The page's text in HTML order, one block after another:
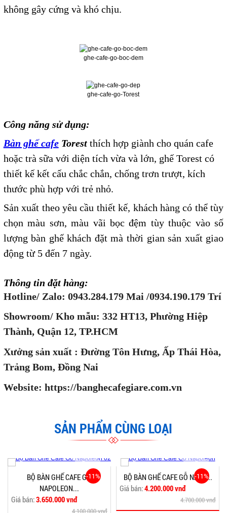
không gây cứng và khó chịu.
ghe-cafe-go-boc-dem
ghe-cafe-go-Torest
Công năng sử dụng:
Bàn ghế cafeTorestthích hợp giành cho quán cafe
hoặc trà sữa với diện tích vừa và lớn, ghế Torest có
thiết kế kết cấu chắc chắn, chống trơn trượt, kích
thước phù hợp với trẻ nhỏ.
Sản xuất theo yêu cầu thiết kế, khách hàng có thể tùy
chọn màu sơn, màu vãi bọc đệm tùy thuộc vào số
lượng bàn ghế khách đặt mà thời gian sản xuất giao
động từ 5 đến 7 ngày.
Thông tin đặt hàng:
Hotline/ Zalo: 0943.284.179 Mai /0934.190.179 Trí
Showroom/ Kho mẫu: 332 HT13, Phường Hiệp
Thành, Quận 12, TP.HCM
Xưởng sản xuất : Đường Tôn Hưng, Ấp Thái Hòa,
Trảng Bom, Đồng Nai
Website: https://banghecafegiare.com.vn
SẢN PHẨM CÙNG LOẠI
-11%
BỘ BÀN GHẾ CAFE GỖ
NAPOLEON...
Giá bán:3.650.000 vnđ
-11%
BỘ BÀN GHẾ CAFE GỖ NAPO...
Giá bán:4.200.000 vnđ
4.700.000 vnđ